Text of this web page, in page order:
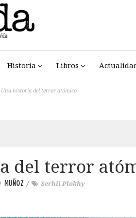
Historia Libros
Una historia del terror atómico
del terror
/ Serhii Plokhy